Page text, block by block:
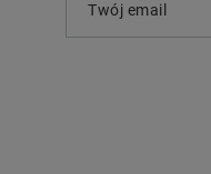
Twój email